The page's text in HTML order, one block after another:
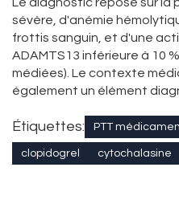
Le diagnostic repose sur la
sévère, d'anémie
frottis sanguin, et d'une
ADAMTS13 inférieure à 10
médiées). Le contexte
également un élément
Étiquettes: PTT
clopidogrel cytochalasine